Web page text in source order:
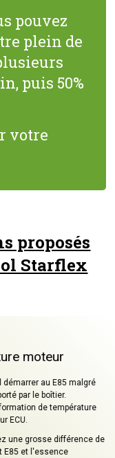
pouvez
plein de
puis 50%
votre
proposés
Starflex
moteur
au E85 malgré
par le boîtier.
de température
ECU.
une grosse différence de
E85 et l'essence